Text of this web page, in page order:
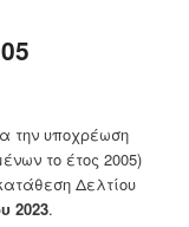
την υποχρέωση
το έτος 2005)
Δελτίου
2023.